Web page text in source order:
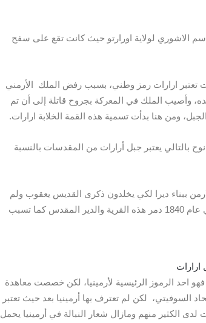
الاشوري لولاية اورارتو حيث كانت تقع على سفح
تعتبر ارارات رمز وطني، بسبب رفض الملك الأرمني
وأصيب الملك في المعركة بجروح قاتلة إلى أن تم
ومن هنا بدأت تسمية هذه القمة الخلابة ارارات.
بالتالي يعتبر جبل أرارات من المقدسات بالنسبة
ببناء ديرا لكي يخلدون ذكرى القديس يعقوب ولم
يتمكن أحد من الوصول إلى هذا الدير، حتي اتي ثوران بركاني عام 1840 دمر هذه القرية والدير المقدس كما تسبب
احد الرموز الرئيسية لأرمينيا، لكن خصصت معاهدة
والاتحاد السوفيتي، لكن لم تعترف بها أرمينيا بعد حيث تعتبر
لدى الكثير منهم ومازال شعار النبالة في أرمينيا يحمل